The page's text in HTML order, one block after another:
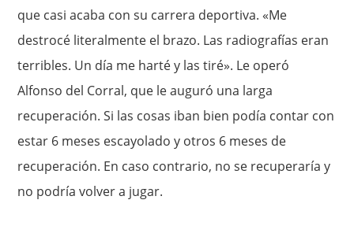
que casi acaba con su carrera deportiva. «Me
destrocé literalmente el brazo. Las radiografías eran
terribles. Un día me harté y las tiré». Le operó
Alfonso del Corral, que le auguró una larga
recuperación. Si las cosas iban bien podía contar con
estar 6 meses escayolado y otros 6 meses de
recuperación. En caso contrario, no se recuperaría y
no podría volver a jugar.